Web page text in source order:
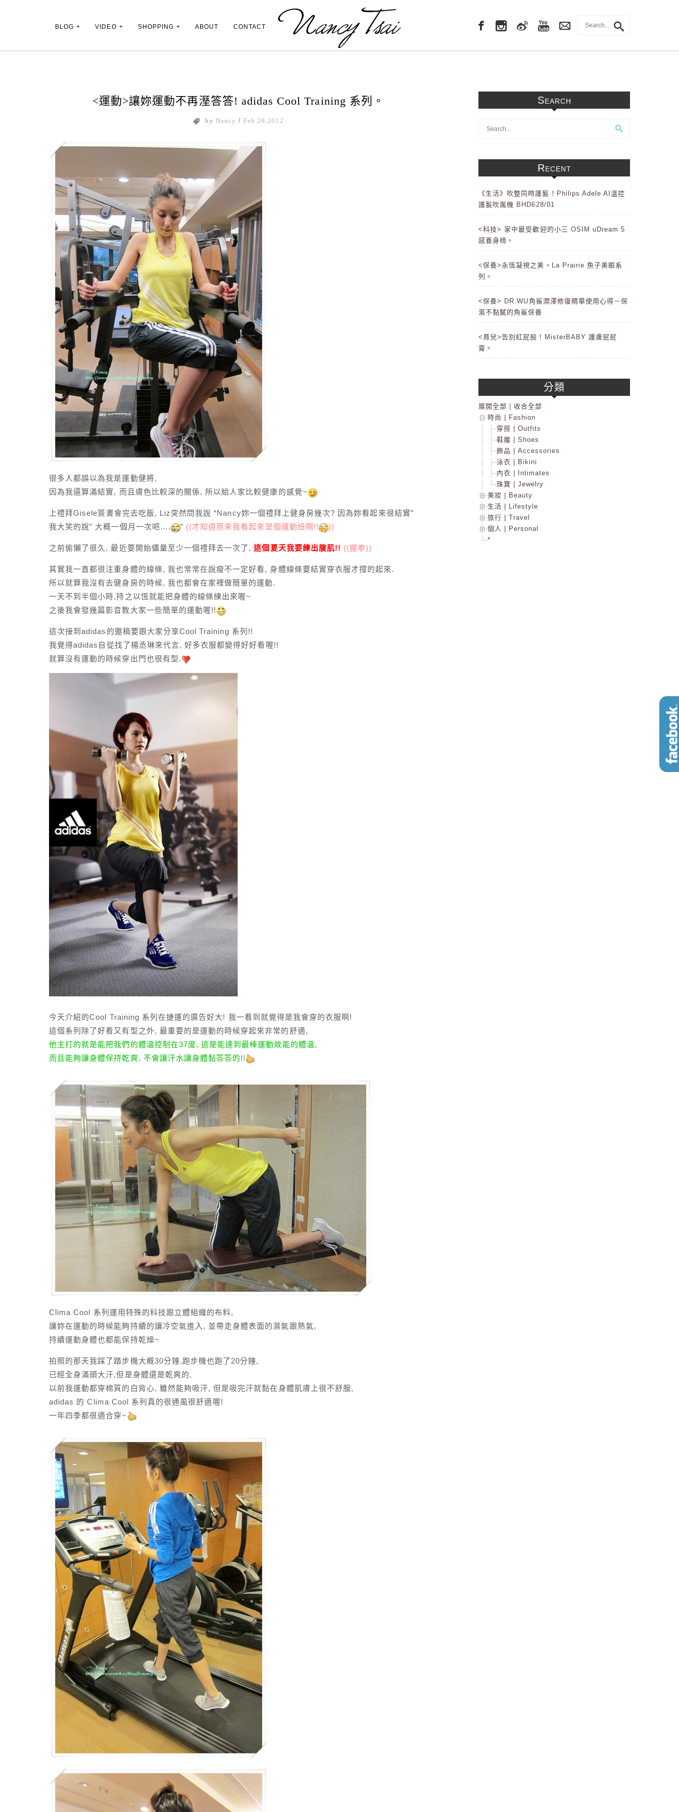
Main Menu
BLOG VIDEO SHOPPING ABOUT CONTACT
<運動>讓妳運動不再溼答答! adidas Cool Training 系列。
by Nancy / Feb 29,2012
很多人都誤以為我是運動健將,
因為我還算滿結實, 而且膚色比較深的關係, 所以給人家比較健康的感覺~
上禮拜Gisele簽書會完去吃飯, Liz突然問我說 “Nancy妳一個禮拜上健身房幾次? 因為妳看起來很結實”
我大笑的說” 大概一個月一次吧….
” ((才知道原來我看起來是個運動妞啊!! ))
之前偷懶了很久, 最近要開始儘量至少一個禮拜去一次了,這個夏天我要練出腹肌!! ((握拳))
其實我一直都很注重身體的線條, 我也常常在說瘦不一定好看, 身體線條要結實穿衣服才撐的起來.
所以就算我沒有去健身房的時候, 我也都會在家裡做簡單的運動.
一天不到半個小時,持之以恆就能把身體的線條練出來喔~
之後我會發幾篇影音教大家一些簡單的運動喔!!
這次接到adidas的邀稿要跟大家分享Cool Training 系列!!
我覺得adidas自從找了楊丞琳來代言, 好多衣服都變得好好看喔!!
就算沒有運動的時候穿出門也很有型.
今天介紹的Cool Training 系列在捷運的廣告好大! 我一看到就覺得是我會穿的衣服啊!
這個系列除了好看又有型之外, 最重要的是運動的時候穿起來非常的舒適,
他主打的就是能把我們的體溫控制在37度, 這是能達到最棒運動效能的體溫,
而且能夠讓身體保持乾爽, 不會讓汗水讓身體黏答答的!!
Clima Cool 系列運用特殊的科技跟立體組織的布料,
讓妳在運動的時候能夠持續的讓冷空氣進入, 並帶走身體表面的濕氣跟熱氣,
持續運動身體也都能保持乾燥~
拍照的那天我踩了踏步機大概30分鐘,跑步機也跑了20分鐘,
已經全身滿頭大汗,但是身體還是乾爽的,
以前我運動都穿棉質的白背心, 雖然能夠吸汗, 但是吸完汗就黏在身體肌膚上很不舒服,
adidas 的 Clima Cool 系列真的很通風很舒適喔!
一年四季都很適合穿~
Search
Recent
《生活》吹整同時護髮！Philips Adele AI溫控
護髮吹風機 BHD628/01
<科技> 家中最受歡迎的小三 OSIM uDream 5
感養身椅。
<保養>永恆凝視之美。La Prairie 魚子美眼系
列。
<保養> DR.WU角鯊潤澤修復精華使用心得－保
濕不黏膩的角鯊保養
<育兒>告別紅屁股！MisterBABY 護膚屁屁
膏。
分類
展開全部
收合全部
時尚 | Fashion
穿搭 | Outfits
鞋履 | Shoes
飾品 | Accessories
泳衣 | Bikini
內衣 | Intimates
珠寶 | Jewelry
美妝 | Beauty
生活 | Lifestyle
旅行 | Travel
個人 | Personal
*